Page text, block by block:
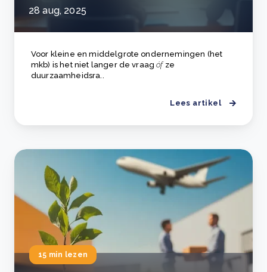
28 aug, 2025
Voor kleine en middelgrote ondernemingen (het
mkb) is het niet langer de vraagófze
duurzaamheidsra..
Lees artikel
15 min lezen